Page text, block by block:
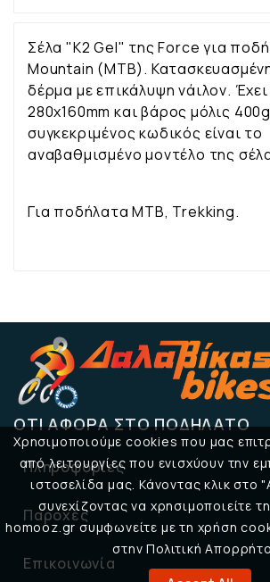
Χρησιμοποιούμε cookies που μας
από λειτουργίες που ενισχύουν την
ιστοσελίδα μας. Κάνοντας κλικ στο
συνεχίζοντας να χρησιμοποιείτε
homooz.gr συμφωνείτε με τη χρήση
στην Πολιτική
Σέλα "Κ2 Gel" της Force για
Mountain (MTB).
δέρμα με επικάλυψη νάιλον.
280x160mm και βάρος μόλις
συγκεκριμένος κωδικός είναι το
αναβαθμισμένο μοντέλο της
Για ποδήλατα MTB, Trekking.
ΌΤΙ ΑΦΟΡΆ ΣΤΟ ΠΟΔΉΛΑΤΟ
Πληροφορίες
Παροχές
Επικοινωνία